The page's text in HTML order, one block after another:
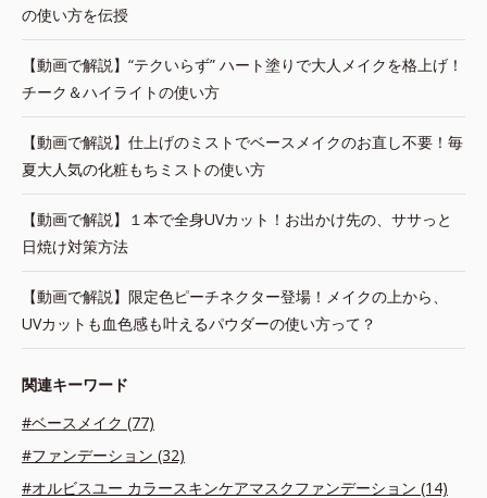
の使い方を伝授
【動画で解説】“テクいらず” ハート塗りで大人メイクを格上げ！
チーク＆ハイライトの使い方
【動画で解説】仕上げのミストでベースメイクのお直し不要！毎
夏大人気の化粧もちミストの使い方
【動画で解説】１本で全身UVカット！お出かけ先の、ササっと
日焼け対策方法
【動画で解説】限定色ピーチネクター登場！メイクの上から、
UVカットも血色感も叶えるパウダーの使い方って？
関連キーワード
#ベースメイク (77)
#ファンデーション (32)
#オルビスユー カラースキンケアマスクファンデーション (14)